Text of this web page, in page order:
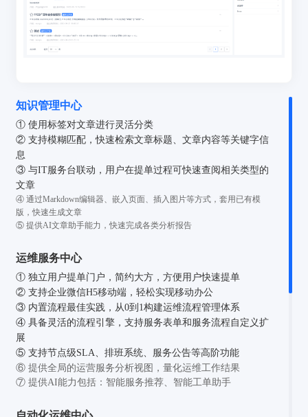
知识管理中心
① 使用标签对文章进行灵活分类
② 支持模糊匹配，快速检索文章标题、文章内容等关键字信
息
③ 与IT服务台联动，用户在提单过程可快速查阅相关类型的
文章
④ 通过Markdown编辑器、嵌入页面、插入图片等方式，套用已有模
版，快速生成文章
⑤ 提供AI文章助手能力，快速完成各类分析报告
运维服务中心
① 独立用户提单门户，简约大方，方便用户快速提单
② 支持企业微信H5移动端，轻松实现移动办公
③ 内置流程最佳实践，从0到1构建运维流程管理体系
④ 具备灵活的流程引擎，支持服务表单和服务流程自定义扩
展
⑤ 支持节点级SLA、排班系统、服务公告等高阶功能
⑥ 提供全局的运营服务分析视图，量化运维工作结果
⑦ 提供AI能力包括：智能服务推荐、智能工单助手